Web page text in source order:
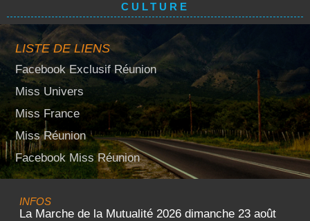
CULTURE
LISTE DE LIENS
Facebook Exclusif Réunion
Miss Univers
Miss France
Miss Réunion
Facebook Miss Réunion
INFOS
La Marche de la Mutualité 2026 dimanche 23 août